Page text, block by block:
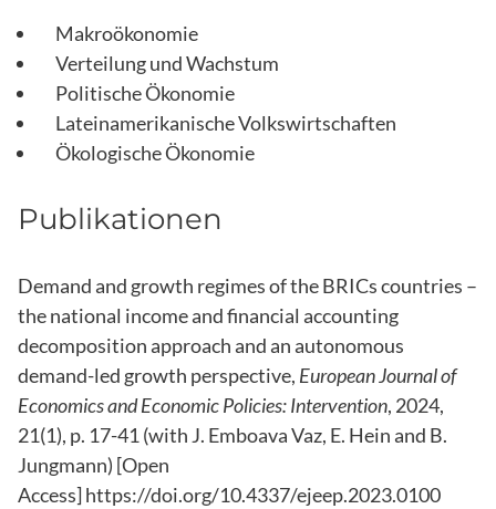
Makroökonomie
Verteilung und Wachstum
Politische Ökonomie
Lateinamerikanische Volkswirtschaften
Ökologische Ökonomie
Publikationen
Demand and growth regimes of the BRICs countries –
the national income and financial accounting
decomposition approach and an autonomous
demand-led growth perspective, European Journal of
Economics and Economic Policies: Intervention, 2024,
21(1), p. 17-41 (with J. Emboava Vaz, E. Hein and B.
Jungmann) [Open
Access]https://doi.org/10.4337/ejeep.2023.0100